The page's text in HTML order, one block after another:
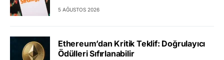
5 AĞUSTOS 2026
Ethereum’dan Kritik Teklif: Doğrulayıcı
Ödülleri Sıfırlanabilir